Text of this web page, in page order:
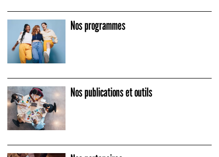
Nos programmes
Nos publications et outils